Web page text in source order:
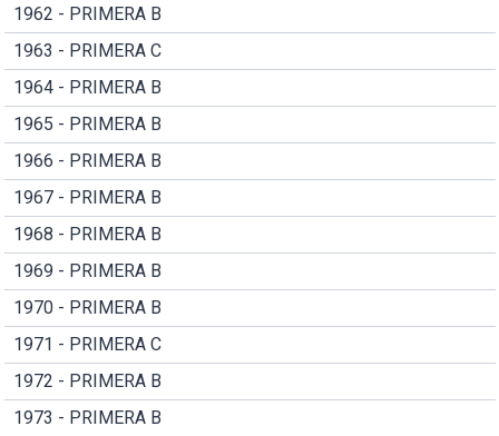
1962 - PRIMERA B
1963 - PRIMERA C
1964 - PRIMERA B
1965 - PRIMERA B
1966 - PRIMERA B
1967 - PRIMERA B
1968 - PRIMERA B
1969 - PRIMERA B
1970 - PRIMERA B
1971 - PRIMERA C
1972 - PRIMERA B
1973 - PRIMERA B